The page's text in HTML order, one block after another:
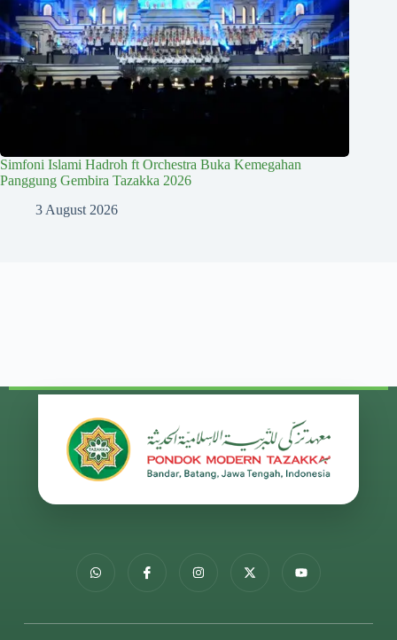
Simfoni Islami Hadroh ft Orchestra Buka Kemegahan
Panggung Gembira Tazakka 2026
3 August 2026